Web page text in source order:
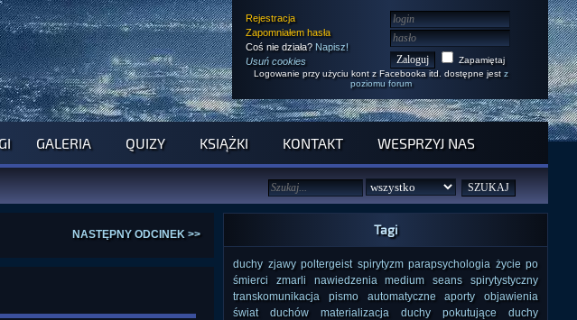
Rejestracja
Zapomniałem hasła
Coś nie działa? Napisz!
Usuń cookies
Zapamiętaj
Logowanie przy użyciu kont z Facebooka itd. dostępne jest z
poziomu forum
GALERIA QUIZY KSIĄŻKI KONTAKT WESPRZYJ NAS
NASTĘPNY ODCINEK >> Tagi
duchy zjawy poltergeist spirytyzm parapsychologia życie po
śmierci
zmarli nawiedzenia medium
seans spirytystyczny
transkomunikacja
pismo automatyczne aporty
objawienia
świat duchów
materializacja duchy pokutujące
duchy